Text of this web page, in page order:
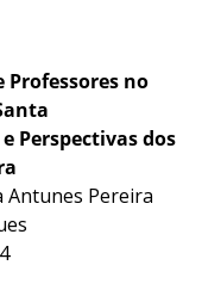
Professores no
Perspectivas dos
Antunes Pereira